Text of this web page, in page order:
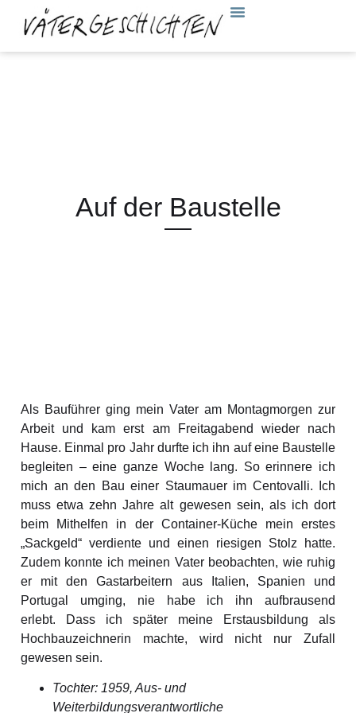
Auf der Baustelle
Als Bauführer ging mein Vater am Montagmorgen zur
Arbeit und kam erst am Freitagabend wieder nach
Hause. Einmal pro Jahr durfte ich ihn auf eine Baustelle
begleiten – eine ganze Woche lang. So erinnere ich
mich an den Bau einer Staumauer im Centovalli. Ich
muss etwa zehn Jahre alt gewesen sein, als ich dort
beim Mithelfen in der Container-Küche mein erstes
„Sackgeld“ verdiente und einen riesigen Stolz hatte.
Zudem konnte ich meinen Vater beobachten, wie ruhig
er mit den Gastarbeitern aus Italien, Spanien und
Portugal umging, nie habe ich ihn aufbrausend
erlebt. Dass ich später meine Erstausbildung als
Hochbauzeichnerin machte, wird nicht nur Zufall
gewesen sein.
Tochter: 1959, Aus- und
Weiterbildungsverantwortliche